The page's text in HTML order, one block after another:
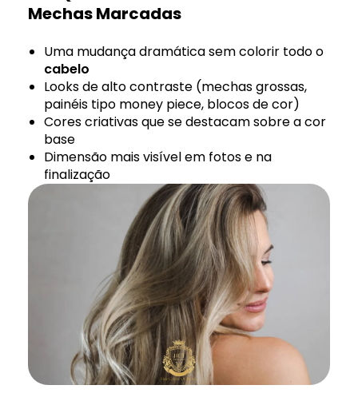
Mechas Marcadas
Uma mudança dramática sem colorir todo o
cabelo
Looks de alto contraste (mechas grossas,
painéis tipo money piece, blocos de cor)
Cores criativas que se destacam sobre a cor
base
Dimensão mais visível em fotos e na
finalização